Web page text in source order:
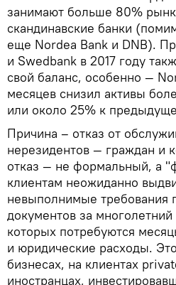
занимают больше 80%
скандинавские банки
еще Nordea Bank и DNB).
и Swedbank в 2017 году
свой баланс, особенно —
месяцев снизил активы
или около 25% к
Причина – отказ от
нерезидентов — граждан и
отказ — не формальный, а
клиентам неожиданно
невыполнимые требования
документов за
которых потребуются
и юридические расходы.
бизнесах, на клиентах
иностранцах,